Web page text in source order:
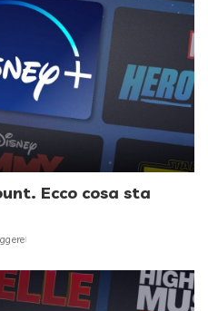
Ecco cosa sta